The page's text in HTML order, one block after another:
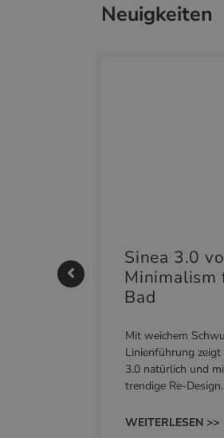
Neuigkeiten
Sinea 3.0
Minimalism
Bad
Mit weichem
Linienführung
3.0 natürlich und
trendige Re-
WEITERLESEN >>